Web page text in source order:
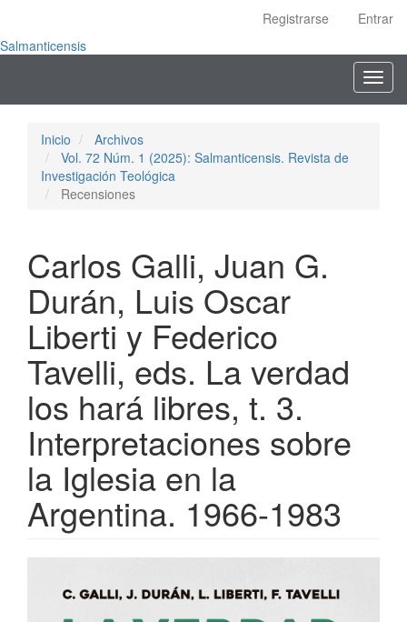
Contenido
Registrarse
Entrar
Salmanticensis
Inicio
Archivos
Vol. 72 Núm. 1 (2025): Salmanticensis. Revista de
Investigación Teológica
Recensiones
Carlos Galli, Juan G.
Durán, Luis Oscar
Liberti y Federico
Tavelli, eds. La verdad
los hará libres, t. 3.
Interpretaciones sobre
la Iglesia en la
Argentina. 1966-1983
lateral